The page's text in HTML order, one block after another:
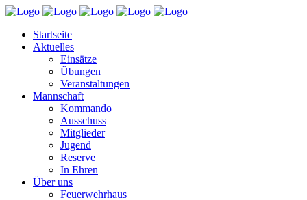
Startseite
Aktuelles
Einsätze
Übungen
Veranstaltungen
Mannschaft
Kommando
Ausschuss
Mitglieder
Jugend
Reserve
In Ehren
Über uns
Feuerwehrhaus